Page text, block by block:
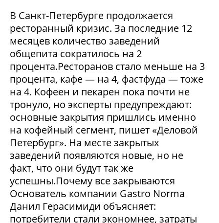
В Санкт-Петербурге продолжается
ресторанный кризис. За последние 12
месяцев количество заведений
общепита сократилось на 2
процента.Ресторанов стало меньше на 3
процента, кафе — на 4, фастфуда — тоже
на 4. Кофеен и пекарен пока почти не
тронуло, но эксперты предупреждают:
основные закрытия пришлись именно
на кофейный сегмент, пишет «Деловой
Петербург». На месте закрытых
заведений появляются новые, но не
факт, что они будут так же
успешны.Почему все закрываются
Основатель компании Gastro Norma
Данил Герасимиди объясняет:
потребители стали экономнее, затраты